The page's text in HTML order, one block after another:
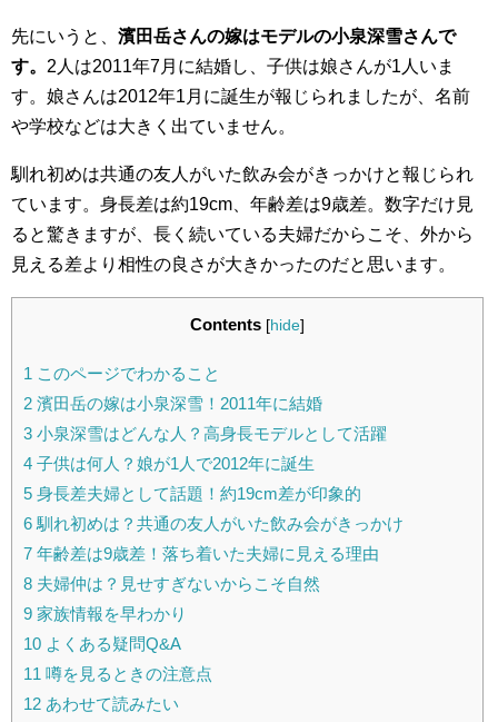
先にいうと、 濱田岳さんの嫁はモデルの小泉深雪さんで
す。 2人は2011年7月に結婚し、子供は娘さんが1人いま
す。娘さんは2012年1月に誕生が報じられましたが、名前
や学校などは大きく出ていません。
馴れ初めは共通の友人がいた飲み会がきっかけと報じられ
ています。身長差は約19cm、年齢差は9歳差。数字だけ見
ると驚きますが、長く続いている夫婦だからこそ、外から
見える差より相性の良さが大きかったのだと思います。
Contents [hide]
1 このページでわかること
2 濱田岳の嫁は小泉深雪！2011年に結婚
3 小泉深雪はどんな人？高身長モデルとして活躍
4 子供は何人？娘が1人で2012年に誕生
5 身長差夫婦として話題！約19cm差が印象的
6 馴れ初めは？共通の友人がいた飲み会がきっかけ
7 年齢差は9歳差！落ち着いた夫婦に見える理由
8 夫婦仲は？見せすぎないからこそ自然
9 家族情報を早わかり
10 よくある疑問Q&A
11 噂を見るときの注意点
12 あわせて読みたい